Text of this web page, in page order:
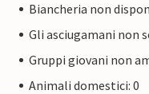
Biancheria non
Gli asciugamani non
Gruppi giovani non
Animali domestici: 0